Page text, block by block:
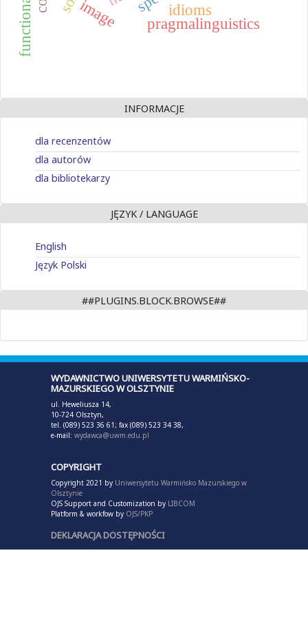
pragmalinguistics
image idioms
INFORMACJE
dla recenzentów
dla autorów
dla bibliotekarzy
JĘZYK / LANGUAGE
English
Język Polski
##PLUGINS.BLOCK.BROWSE##
WYDAWNICTWO UNIWERSYTETU WARMIŃSKO-
MAZURSKIEGO W OLSZTYNIE
ul. Heweliusza 14,
10-724 Olsztyn,
tel. (089) 523 36 61; fax (089) 523 34 38,
e-mail: wydawca@uwm.edu.pl
COPYRIGHT
Copyright 2021 by Uniwersytetu Warmińsko Mazurskiego w
Olsztynie
OJS Support and Customization by LIBCOM
Platform & workfow by OJS/PKP
DEKLARACJA DOSTĘPNOŚCI